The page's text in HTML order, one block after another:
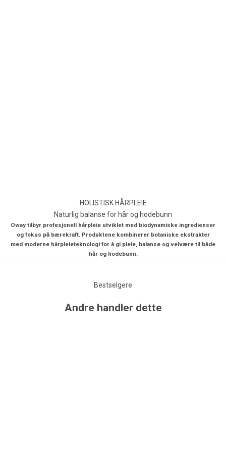
HOLISTISK HÅRPLEIE
Naturlig balanse for hår og hodebunn
Oway tilbyr profesjonell hårpleie utviklet med biodynamiske ingredienser
og fokus på bærekraft. Produktene kombinerer botaniske ekstrakter
med moderne hårpleieteknologi for å gi pleie, balanse og velvære til både
hår og hodebunn.
Bestselgere
Andre handler dette